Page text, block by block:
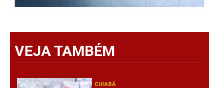
VEJA TAMBÉM
CUIABÁ